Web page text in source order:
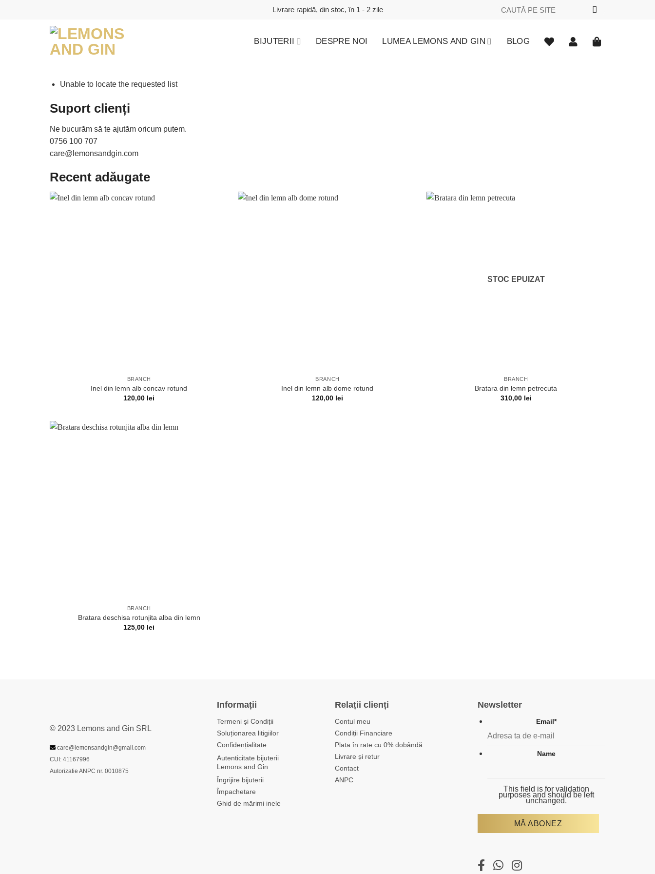
Livrare rapidă, din stoc, în 1 - 2 zile
Caută
BIJUTERII DESPRE NOI LUMEA LEMONS AND GIN BLOG
Unable to locate the requested list
Suport clienți
Ne bucurăm să te ajutăm oricum putem.
0756 100 707
care@lemonsandgin.com
Recent adăugate
BRANCH
Inel din lemn alb concav rotund
120,00 lei
BRANCH
Inel din lemn alb dome rotund
120,00 lei
STOC EPUIZAT
BRANCH
Bratara din lemn petrecuta
310,00 lei
BRANCH
Bratara deschisa rotunjita alba din lemn
125,00 lei
© 2023 Lemons and Gin SRL
care@lemonsandgin@gmail.com
CUI: 41167996
Autorizatie ANPC nr. 0010875
Informații
Termeni și Condiții
Soluționarea litigiilor
Confidențialitate
Autenticitate bijuterii
Lemons and Gin
Îngrijire bijuterii
Împachetare
Ghid de mărimi inele
Relații clienți
Contul meu
Condiții Financiare
Plata în rate cu 0% dobândă
Livrare și retur
Contact
ANPC
Newsletter
Email*
Name
This field is for validation
purposes and should be left
unchanged.